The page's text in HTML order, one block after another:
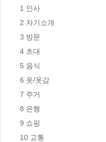
1 인사
2 자기소개
3 방문
4 초대
5 음식
6 옷/옷감
7 주거
8 은행
9 쇼핑
10 교통